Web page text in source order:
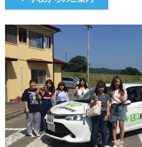
安全運転相談を受け、相談を受けた
入校当日に申告要件を満たしていな
合は入校できません。(諸費用自己負
https://manabi.univcoop.or.jp/drive/
■外国籍の方は「本人確認書類」と
は《B》の書類が必要です。
《A》 ｢在留資格･在留期間等(*)が
提出＋マイナンバーカード等の本人
(*)=個人番号を除く全ての事項(国
格・期間、在留カード番号等)の記
《B》 [ア]権限のある機関が発行す
的な住所証明、[ウ]旅券 ※[ア][イ][